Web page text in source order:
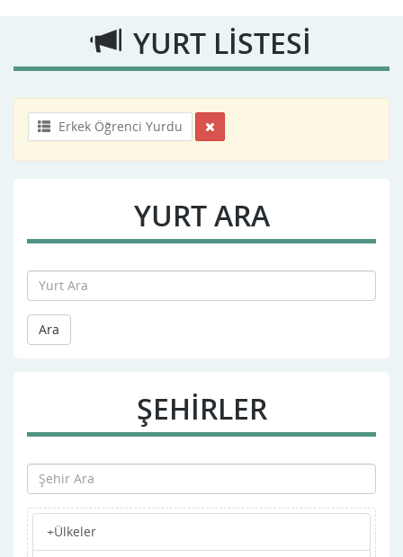
YURT LİSTESİ
Erkek Öğrenci Yurdu
YURT ARA
Ara
ŞEHİRLER
+Ülkeler